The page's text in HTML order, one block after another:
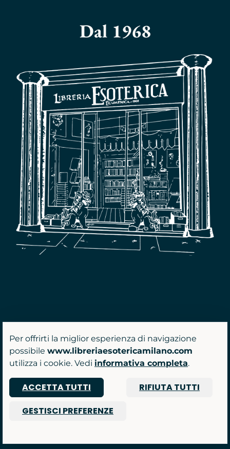
Dal 1968
Per offrirti la miglior esperienza di navigazione
possibile www.libreriaesotericamilano.com
utilizza i cookie. Vedi informativa completa.
ACCETTA TUTTI
RIFIUTA TUTTI
GESTISCI PREFERENZE